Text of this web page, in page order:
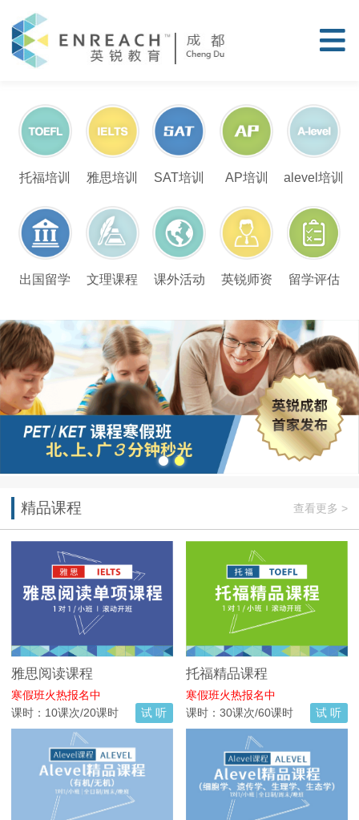
托福培训 雅思培训 SAT培训 AP培训 alevel培训
出国留学 文理课程 课外活动 英锐师资 留学评估
精品课程 查看更多 >
雅思阅读课程
寒假班火热报名中
课时：10课次/20课时
试 听
托福精品课程
寒假班火热报名中
课时：30课次/60课时
试 听